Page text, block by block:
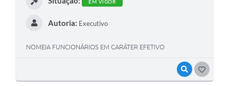
VISUALIZAR
EM VIGOR
Autoria: Executivo
NOMEIA FUNCIONÁRIOS EM CARÁTER EFETIVO